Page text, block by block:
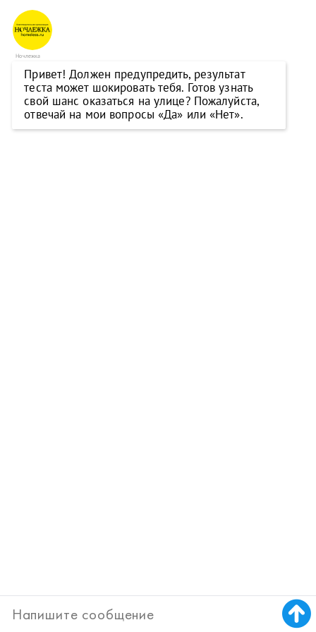
Ночлежка
Привет! Должен предупредить, результат
теста может шокировать тебя. Готов узнать
свой шанс оказаться на улице? Пожалуйста,
отвечай на мои вопросы «Да» или «Нет».